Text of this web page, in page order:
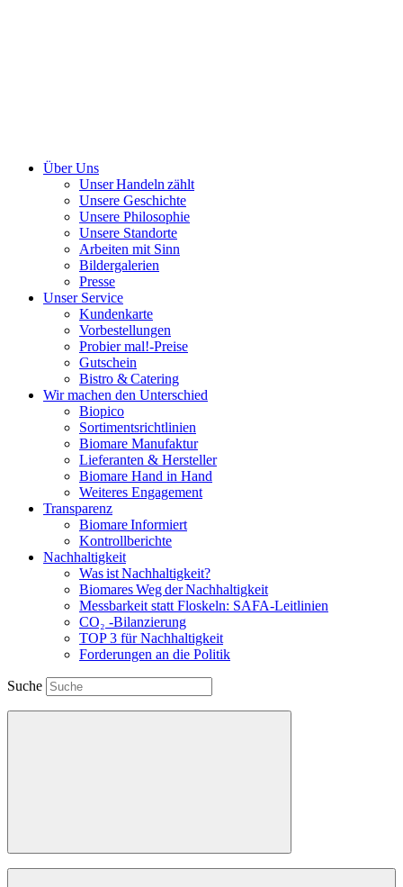
Über Uns
Unser Handeln zählt
Unsere Geschichte
Unsere Philosophie
Unsere Standorte
Arbeiten mit Sinn
Bildergalerien
Presse
Unser Service
Kundenkarte
Vorbestellungen
Probier mal!-Preise
Gutschein
Bistro & Catering
Wir machen den Unterschied
Biopico
Sortimentsrichtlinien
Biomare Manufaktur
Lieferanten & Hersteller
Biomare Hand in Hand
Weiteres Engagement
Transparenz
Biomare Informiert
Kontrollberichte
Nachhaltigkeit
Was ist Nachhaltigkeit?
Biomares Weg der Nachhaltigkeit
Messbarkeit statt Floskeln: SAFA-Leitlinien
CO₂ -Bilanzierung
TOP 3 für Nachhaltigkeit
Forderungen an die Politik
Suche